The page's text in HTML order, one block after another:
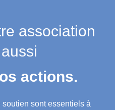
association
actions.
sont essentiels à